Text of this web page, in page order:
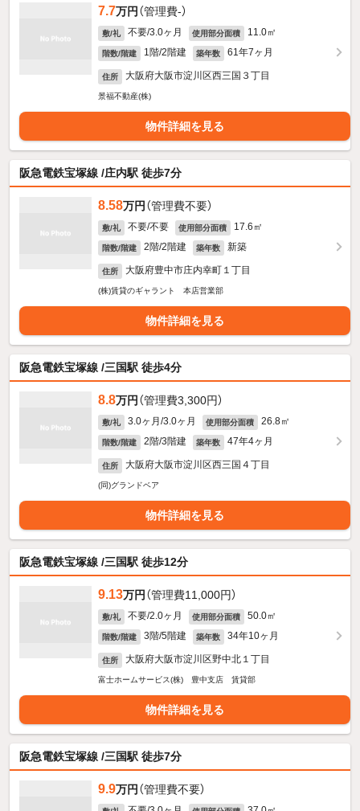
7.7万円 （管理費-）
敷/礼 不要/3.0ヶ月 使用部分面積 11.0㎡
階数/階建 1階/2階建 築年数 61年7ヶ月
住所 大阪府大阪市淀川区西三国３丁目
景福不動産(株)
物件詳細を見る
阪急電鉄宝塚線 /庄内駅 徒歩7分
8.58万円 （管理費不要）
敷/礼 不要/不要 使用部分面積 17.6㎡
階数/階建 2階/2階建 築年数 新築
住所 大阪府豊中市庄内幸町１丁目
(株)賃貸のギャラント 本店営業部
物件詳細を見る
阪急電鉄宝塚線 /三国駅 徒歩4分
8.8万円 （管理費3,300円）
敷/礼 3.0ヶ月/3.0ヶ月 使用部分面積 26.8㎡
階数/階建 2階/3階建 築年数 47年4ヶ月
住所 大阪府大阪市淀川区西三国４丁目
(同)グランドベア
物件詳細を見る
阪急電鉄宝塚線 /三国駅 徒歩12分
9.13万円 （管理費11,000円）
敷/礼 不要/2.0ヶ月 使用部分面積 50.0㎡
階数/階建 3階/5階建 築年数 34年10ヶ月
住所 大阪府大阪市淀川区野中北１丁目
富士ホームサービス(株) 豊中支店 賃貸部
物件詳細を見る
阪急電鉄宝塚線 /三国駅 徒歩7分
9.9万円 （管理費不要）